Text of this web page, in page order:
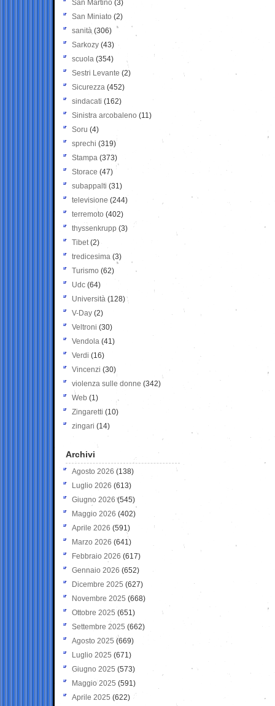
San Martino (3)
San Miniato (2)
sanità (306)
Sarkozy (43)
scuola (354)
Sestri Levante (2)
Sicurezza (452)
sindacati (162)
Sinistra arcobaleno (11)
Soru (4)
sprechi (319)
Stampa (373)
Storace (47)
subappalti (31)
televisione(244)
terremoto (402)
thyssenkrupp (3)
Tibet(2)
tredicesima (3)
Turismo (62)
Udc (64)
Università (128)
V-Day (2)
Veltroni (30)
Vendola (41)
Verdi (16)
Vincenzi (30)
violenza sulle donne (342)
Web (1)
Zingaretti (10)
zingari (14)
Archivi
Agosto 2026 (138)
Luglio 2026 (613)
Giugno 2026 (545)
Maggio 2026 (402)
Aprile 2026 (591)
Marzo 2026 (641)
Febbraio 2026 (617)
Gennaio 2026 (652)
Dicembre 2025 (627)
Novembre 2025 (668)
Ottobre 2025 (651)
Settembre 2025 (662)
Agosto 2025 (669)
Luglio 2025 (671)
Giugno 2025 (573)
Maggio 2025 (591)
Aprile 2025 (622)